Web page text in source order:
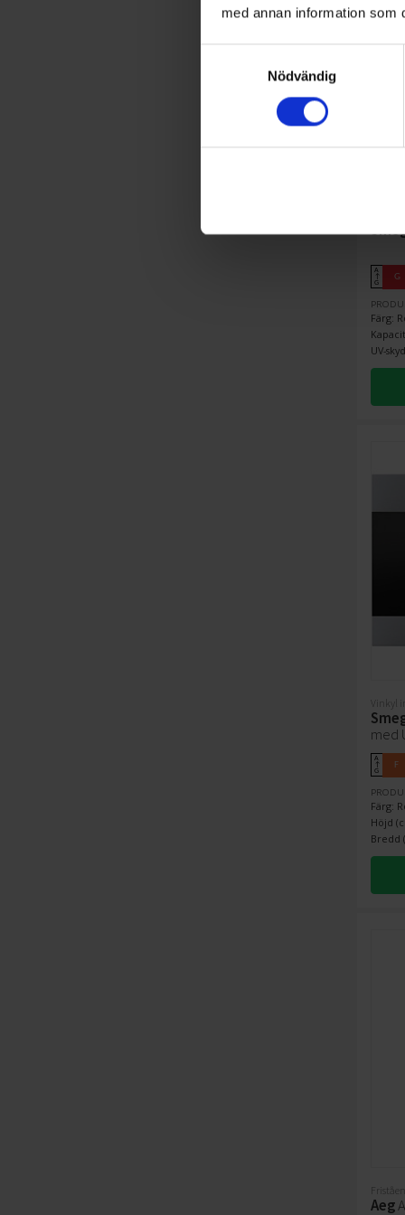
med annan information som
Nödvändig
A
↑
G
G
Färg:
UV-
Vinkyl
med
A
↑
G
F
Färg:
Höjd
Bredd
Aeg